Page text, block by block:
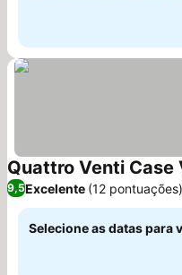
Quattro Venti Case
9,5Excelente (12 pontuações)
Selecione as datas para